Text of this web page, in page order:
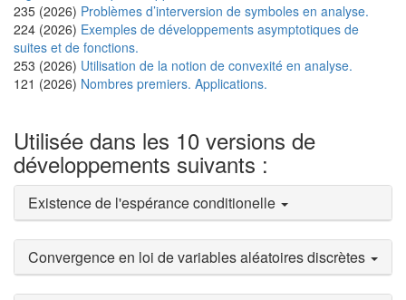
235 (2026) Problèmes d’interversion de symboles en analyse.
224 (2026) Exemples de développements asymptotiques de
suites et de fonctions.
253 (2026) Utilisation de la notion de convexité en analyse.
121 (2026) Nombres premiers. Applications.
Utilisée dans les 10 versions de
développements suivants :
Existence de l'espérance conditionelle
Convergence en loi de variables aléatoires discrètes